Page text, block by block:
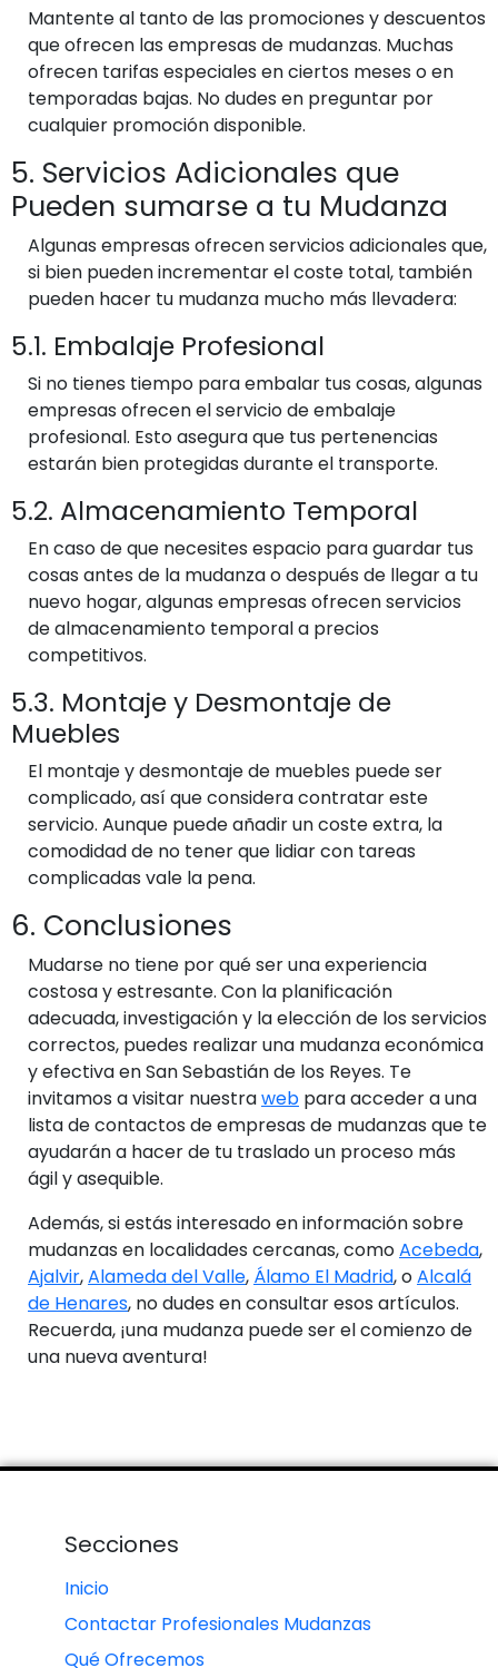
Mantente al tanto de las promociones y descuentos
que ofrecen las empresas de mudanzas. Muchas
ofrecen tarifas especiales en ciertos meses o en
temporadas bajas. No dudes en preguntar por
cualquier promoción disponible.
5. Servicios Adicionales que
Pueden sumarse a tu Mudanza
Algunas empresas ofrecen servicios adicionales que,
si bien pueden incrementar el coste total, también
pueden hacer tu mudanza mucho más llevadera:
5.1. Embalaje Profesional
Si no tienes tiempo para embalar tus cosas, algunas
empresas ofrecen el servicio de embalaje
profesional. Esto asegura que tus pertenencias
estarán bien protegidas durante el transporte.
5.2. Almacenamiento Temporal
En caso de que necesites espacio para guardar tus
cosas antes de la mudanza o después de llegar a tu
nuevo hogar, algunas empresas ofrecen servicios
de almacenamiento temporal a precios
competitivos.
5.3. Montaje y Desmontaje de
Muebles
El montaje y desmontaje de muebles puede ser
complicado, así que considera contratar este
servicio. Aunque puede añadir un coste extra, la
comodidad de no tener que lidiar con tareas
complicadas vale la pena.
6. Conclusiones
Mudarse no tiene por qué ser una experiencia
costosa y estresante. Con la planificación
adecuada, investigación y la elección de los servicios
correctos, puedes realizar una mudanza económica
y efectiva en San Sebastián de los Reyes. Te
invitamos a visitar nuestraweb para acceder a una
lista de contactos de empresas de mudanzas que te
ayudarán a hacer de tu traslado un proceso más
ágil y asequible.
Además, si estás interesado en información sobre
mudanzas en localidades cercanas, comoAcebeda,
Ajalvir,Alameda del Valle, Álamo El Madrid, oAlcalá
de Henares, no dudes en consultar esos artículos.
Recuerda, ¡una mudanza puede ser el comienzo de
una nueva aventura!
Secciones
Inicio
Contactar Profesionales Mudanzas
Qué Ofrecemos